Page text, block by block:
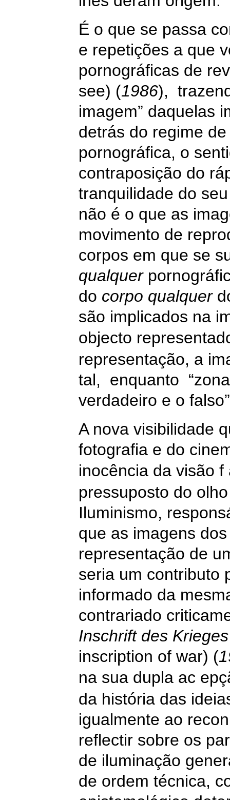
É o que se passa
e repetições a que
pornográficas de
see) (1986),
imagem” daquelas
detrás do regime
pornográfica, o
contraposição do
tranquilidade do
não é o que as
movimento de
corpos em que se
qualquer
do corpo qualquer
são implicados na
objecto
representação, a
tal,
enquanto
verdadeiro e o falso”
A nova visibilidade
fotografia e do
inocência da visão f
pressuposto do
Iluminismo,
que as imagens
representação de
seria um contributo
informado da
contrariado
Inschrift des
inscription of war) (
na sua dupla ac
da história das
igualmente ao
reflectir sobre os
de iluminação
de ordem técnica,